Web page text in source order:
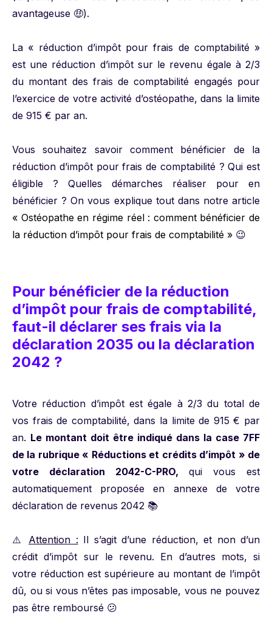
avantageuse 🤑).
La « réduction d’impôt pour frais de comptabilité »
est une réduction d’impôt sur le revenu égale à 2/3
du montant des frais de comptabilité engagés pour
l’exercice de votre activité d’ostéopathe, dans la limite
de 915 € par an.
Vous souhaitez savoir comment bénéficier de la
réduction d’impôt pour frais de comptabilité ? Qui est
éligible ? Quelles démarches réaliser pour en
bénéficier ? On vous explique tout dans notre article
« Ostéopathe en régime réel : comment bénéficier de
la réduction d’impôt pour frais de comptabilité » 😉
Pour bénéficier de la réduction
d’impôt pour frais de comptabilité,
faut-il déclarer ses frais via la
déclaration 2035 ou la déclaration
2042 ?
Votre réduction d’impôt est égale à 2/3 du total de
vos frais de comptabilité, dans la limite de 915 € par
an. Le montant doit être indiqué dans la case 7FF
de la rubrique « Réductions et crédits d’impôt » de
votre déclaration 2042-C-PRO, qui vous est
automatiquement proposée en annexe de votre
déclaration de revenus 2042 📚
⚠️ Attention : Il s’agit d’une réduction, et non d’un
crédit d’impôt sur le revenu. En d’autres mots, si
votre réduction est supérieure au montant de l’impôt
dû, ou si vous n’êtes pas imposable, vous ne pouvez
pas être remboursé 😕